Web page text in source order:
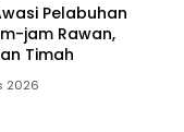
Pelabuhan
jam Rawan,
Timah
2026